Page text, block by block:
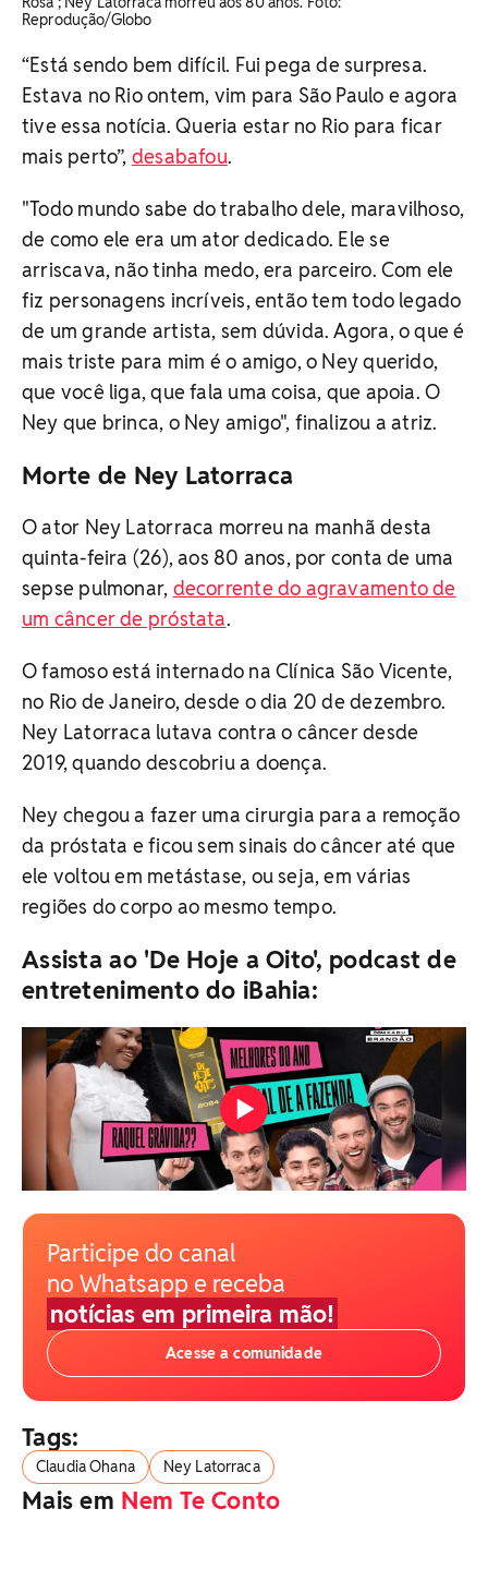
Reprodução/Globo
“Está sendo bem difícil. Fui pega de surpresa.
Estava no Rio ontem, vim para São Paulo e agora
tive essa notícia. Queria estar no Rio para ficar
mais perto”, desabafou.
"Todo mundo sabe do trabalho dele, maravilhoso,
de como ele era um ator dedicado. Ele se
arriscava, não tinha medo, era parceiro. Com ele
fiz personagens incríveis, então tem todo legado
de um grande artista, sem dúvida. Agora, o que é
mais triste para mim é o amigo, o Ney querido,
que você liga, que fala uma coisa, que apoia. O
Ney que brinca, o Ney amigo", finalizou a atriz.
Morte de Ney Latorraca
O ator Ney Latorraca morreu na manhã desta
quinta-feira (26), aos 80 anos, por conta de uma
sepse pulmonar, decorrente do agravamento de
um câncer de próstata.
O famoso está internado na Clínica São Vicente,
no Rio de Janeiro, desde o dia 20 de dezembro.
Ney Latorraca lutava contra o câncer desde
2019, quando descobriu a doença.
Ney chegou a fazer uma cirurgia para a remoção
da próstata e ficou sem sinais do câncer até que
ele voltou em metástase, ou seja, em várias
regiões do corpo ao mesmo tempo.
Assista ao 'De Hoje a Oito', podcast de
entretenimento do iBahia:
Participe do canal
no Whatsapp e receba
notícias em primeira mão!
Acesse a comunidade
Tags:
Claudia Ohana Ney Latorraca
Mais em Nem Te Conto